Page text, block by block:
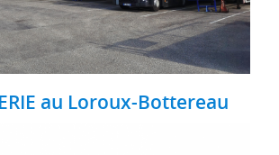
au Loroux-Bottereau